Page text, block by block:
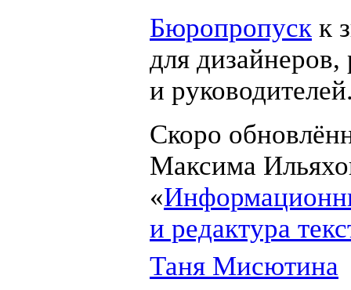
Бюропропуск к
для дизайнеров,
и
Скоро
Максима
«
и редактура
Таня Мисютина